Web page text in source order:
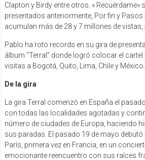
Clapton y Birdy entre otros. » Recuérdame»
presentados anteriormente, Por fin y Pasos
acumulan más de 28 y 7 millones de vistas,
Pablo ha roto records en su gira de
álbum “Terral” donde logró colocar el
visitas a Bogotá, Quito, Lima, Chile y México.
De la gira
La gira Terral comenzó en España el
con todas las localidades agotadas y
número de ciudades de Europa, haciendo
sus paradas. El pasado 19 de mayo debutó
París, primera vez en Francia, en un
emocionante reencuentro con sus raíces